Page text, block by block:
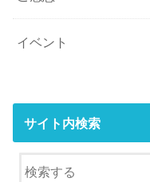
イベント
サイト内検索